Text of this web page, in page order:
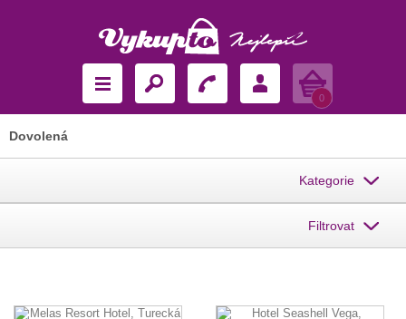
Košík
0
Dovolená
Kategorie
Filtrovat